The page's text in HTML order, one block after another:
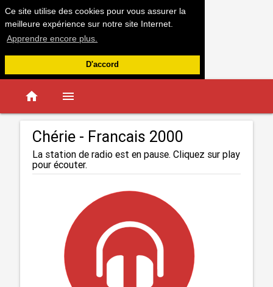
Ce site utilise des cookies pour vous assurer la
meilleure expérience sur notre site Internet.
Apprendre encore plus.
D'accord
home menu
Chérie - Francais 2000
La station de radio est en pause. Cliquez sur play
pour écouter.